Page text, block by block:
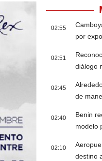
02:55
por
02:51
diálogo
02:45
de
02:40
Benin
modelo
02:10
destino